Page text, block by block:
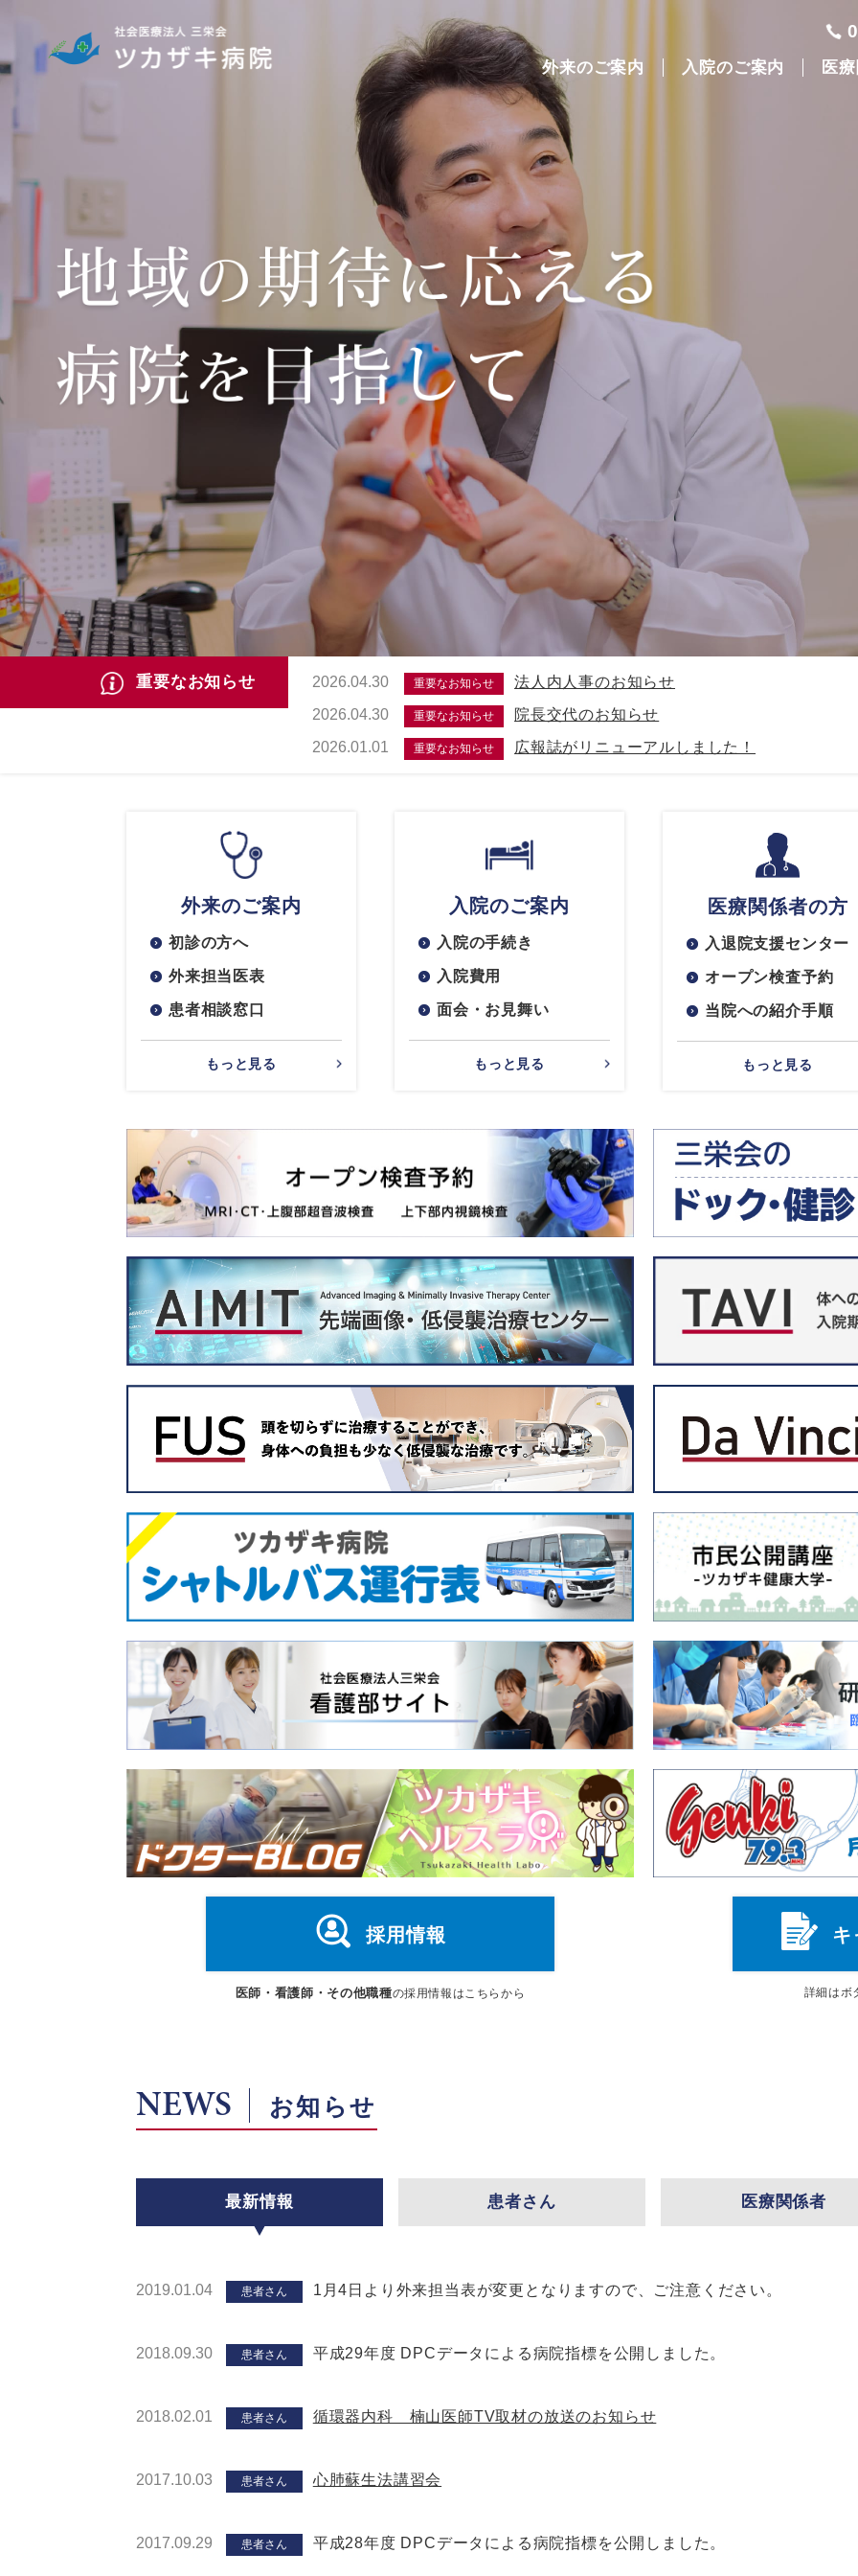
外来のご案内 入院のご案内 医
重要なお知らせ 2026.04.30 重要なお知らせ
法人内人事のお知らせ
2026.04.30
重要なお知らせ
院長交代のお知らせ
2026.01.01
重要なお知らせ 広報誌がリニューアルしました！
外来のご案内
初診の方へ
外来担当医表
患者相談窓口
もっと見る
入院のご案内
入院の手続き
入院費用
面会・お見舞い
もっと見る
医療関係者の方
入退院支援センター
オープン検査予約
当院への紹介手順
もっと見る
採用情報
医師・看護師・その他職種の採用情報はこちらから
キ
詳細はボ
NEWS お知らせ
最新情報 患者さん 医療関係者
2019.01.04 患者さん 1月4日より外来担当表が変更となりますので、ご注意ください。
2018.09.30 患者さん 平成29年度 DPCデータによる病院指標を公開しました。
2018.02.01 患者さん 循環器内科 楠山医師TV取材の放送のお知らせ
2017.10.03 患者さん 心肺蘇生法講習会
2017.09.29 患者さん 平成28年度 DPCデータによる病院指標を公開しました。